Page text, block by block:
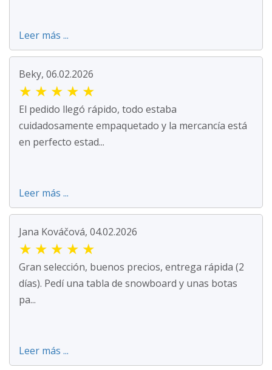
Leer más ...
Beky, 06.02.2026
★ ★ ★ ★ ★
El pedido llegó rápido, todo estaba
cuidadosamente empaquetado y la mercancía está
en perfecto estad...
Leer más ...
Jana Kováčová, 04.02.2026
★ ★ ★ ★ ★
Gran selección, buenos precios, entrega rápida (2
días). Pedí una tabla de snowboard y unas botas
pa...
Leer más ...